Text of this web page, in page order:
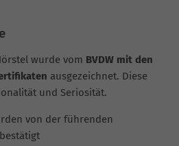
wurde vom BVDW mit den
ausgezeichnet. Diese
und Seriosität.
von der führenden